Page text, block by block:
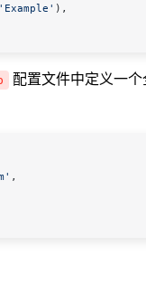
),
配置文件中定义一个
,